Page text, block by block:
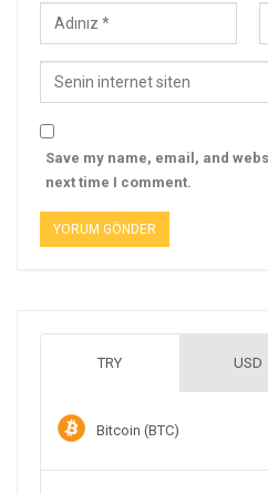
Save my name, email, and
next time I comment.
TRY USD
Bitcoin (BTC)